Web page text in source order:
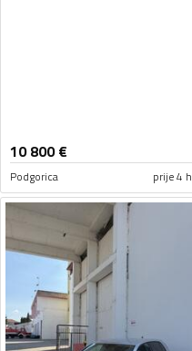
10 800€
Podgorica prije 4 h